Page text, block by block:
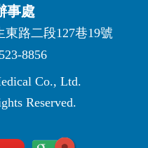
事處
東路二段127巷19號
8856
Co., Ltd.
Reserved.